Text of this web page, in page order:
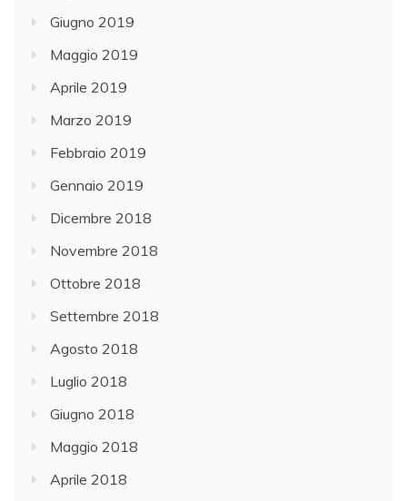
Giugno 2019
Maggio 2019
Aprile 2019
Marzo 2019
Febbraio 2019
Gennaio 2019
Dicembre 2018
Novembre 2018
Ottobre 2018
Settembre 2018
Agosto 2018
Luglio 2018
Giugno 2018
Maggio 2018
Aprile 2018